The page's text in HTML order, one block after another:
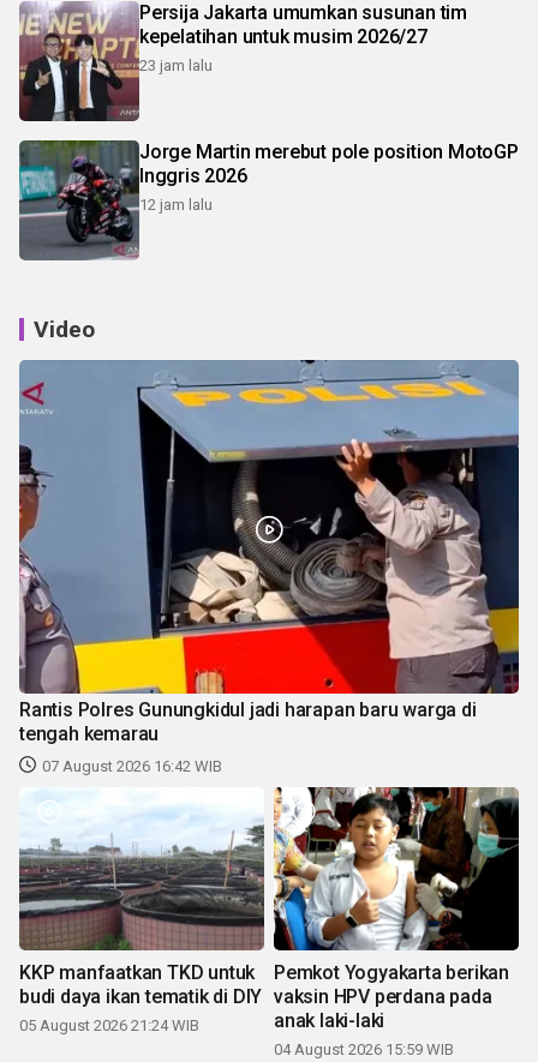
Persija Jakarta umumkan susunan tim
kepelatihan untuk musim 2026/27
23 jam lalu
Jorge Martin merebut pole position MotoGP
Inggris 2026
12 jam lalu
Video
Rantis Polres Gunungkidul jadi harapan baru warga di
tengah kemarau
07 August 2026 16:42 WIB
KKP manfaatkan TKD untuk
budi daya ikan tematik di DIY
05 August 2026 21:24 WIB
Pemkot Yogyakarta berikan
vaksin HPV perdana pada
anak laki-laki
04 August 2026 15:59 WIB